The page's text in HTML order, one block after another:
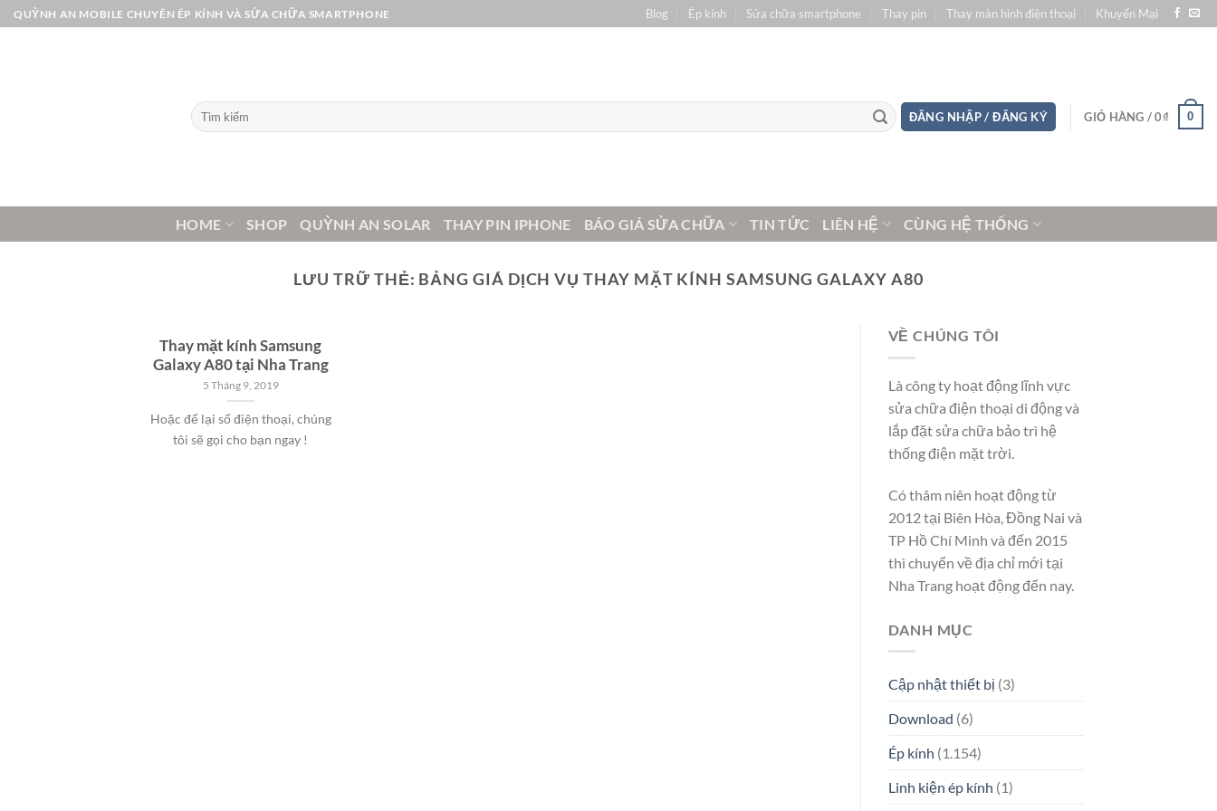
Bỏ
qua
QUỲNH AN MOBILE CHUYÊN ÉP KÍNH VÀ SỬA CHỮA SMARTPHONE Blog Ép kính Sửa chữa smartphone Thay pin Thay màn hình điện thoại Khuyến Mại
Tìm
kiếm:
ĐĂNG NHẬP / ĐĂNG KÝ GIỎ HÀNG /0₫ 0
HOME SHOP QUỲNH AN SOLAR THAY PIN IPHONE BÁO GIÁ SỬA CHỮA TIN TỨC LIÊN HỆ CÙNG HỆ THỐNG
LƯU TRỮ THẺ: BẢNG GIÁ DỊCH VỤ THAY MẶT KÍNH SAMSUNG GALAXY A80
Thay mặt kính Samsung
Galaxy A80 tại Nha Trang
5 Tháng 9, 2019
Hoặc để lại số điện thoại, chúng
tôi sẽ gọi cho bạn ngay !
VỀ CHÚNG TÔI
Là công ty hoạt động lĩnh vực
sửa chữa điện thoại di động và
lắp đặt sửa chữa bảo trì hệ
thống điện mặt trời.
Có thâm niên hoạt động từ
2012 tại Biên Hòa, Đồng Nai và
TP Hồ Chí Minh và đến 2015
thì chuyển về địa chỉ mới tại
Nha Trang hoạt động đến nay.
DANH MỤC
Cập nhật thiết bị (3)
Download (6)
Ép kính (1.154)
Linh kiện ép kính (1)